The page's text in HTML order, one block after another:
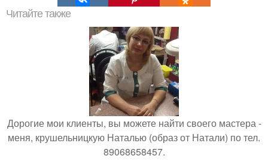
Читайте также
Дорогие мои клиенты, вы можете найти своего мастера -
меня, крушельницкую Наталью (образ от Натали) по тел.
89068658457.